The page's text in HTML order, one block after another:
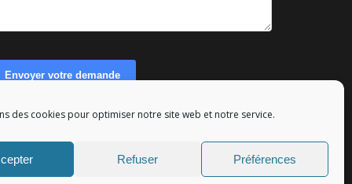
des cookies pour optimiser notre site web et notre service.
Refuser Préférences
Envoyer votre demande
- Tous droits réservés.